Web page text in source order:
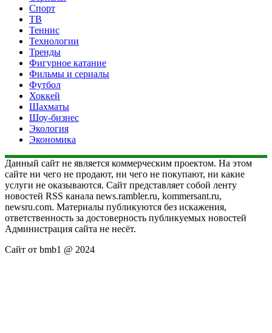
Спорт
ТВ
Теннис
Технологии
Тренды
Фигурное катание
Фильмы и сериалы
Футбол
Хоккей
Шахматы
Шоу-бизнес
Экология
Экономика
Данный сайт не является коммерческим проектом. На этом
сайте ни чего не продают, ни чего не покупают, ни какие
услуги не оказываются. Сайт представляет собой ленту
новостей RSS канала news.rambler.ru, kommersant.ru,
newsru.com. Материалы публикуются без искажения,
ответственность за достоверность публикуемых новостей
Администрация сайта не несёт.
Сайт от bmb1 @ 2024